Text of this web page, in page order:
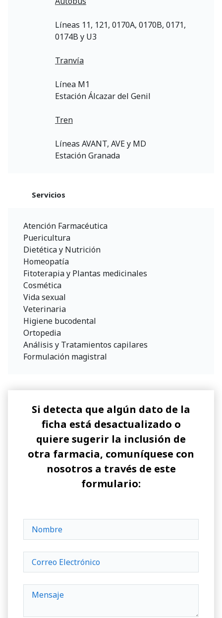
Líneas 11, 121, 0170A, 0170B, 0171,
0174B y U3
Tranvía
Línea M1
Estación Álcazar del Genil
Tren
Líneas AVANT, AVE y MD
Estación Granada
Servicios
Atención Farmacéutica
Puericultura
Dietética y Nutrición
Homeopatía
Fitoterapia y Plantas medicinales
Cosmética
Vida sexual
Veterinaria
Higiene bucodental
Ortopedia
Análisis y Tratamientos capilares
Formulación magistral
Si detecta que algún dato de la
ficha está desactualizado o
quiere sugerir la inclusión de
otra farmacia, comuníquese con
nosotros a través de este
formulario: